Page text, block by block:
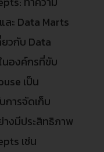
ละ Data Marts
วกับ Data
นองค์กรที่ขับ
เป็น
ารจัดเก็บ
างมีประสิทธิภาพ
เช่น